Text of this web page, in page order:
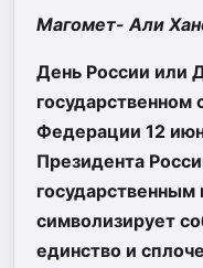
Магомет- Али
День России или
государственном
Федерации 12
Президента
символизирует
единство и